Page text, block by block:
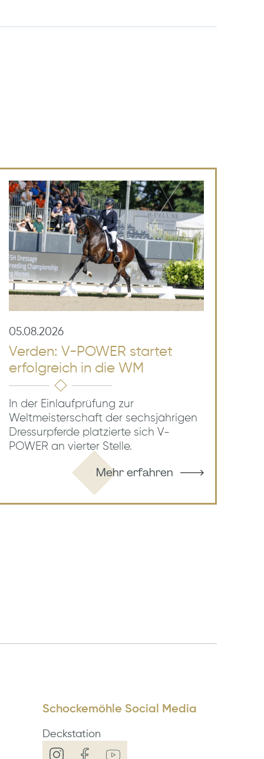
05.08.2026
Verden: V-POWER startet
erfolgreich in die WM
In der Einlaufprüfung zur
Weltmeisterschaft der sechsjährigen
Dressurpferde platzierte sich V-
POWER an vierter Stelle.
Mehr erfahren
Schockemöhle Social Media
Deckstation